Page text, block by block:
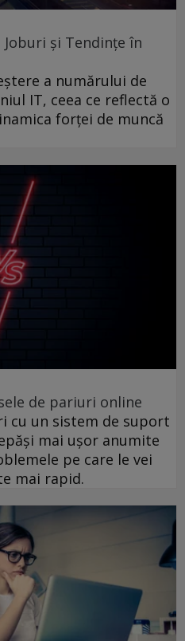
și Tendințe în
a numărului de
IT, ceea ce reflectă o
forței de muncă
de pariuri online
cu un sistem de suport
mai ușor anumite
pe care le vei
mai rapid.